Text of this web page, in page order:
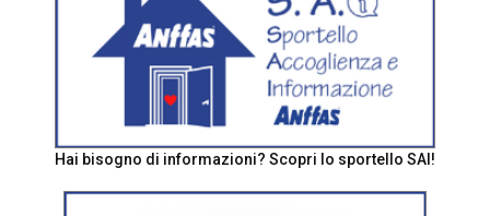
Hai bisogno di informazioni? Scopri lo sportello SAI!